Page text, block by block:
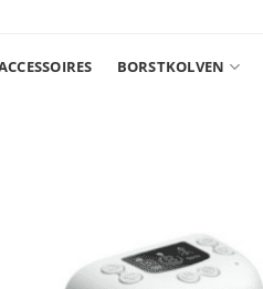
BORSTKOLVEN